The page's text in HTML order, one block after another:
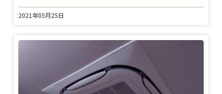
2021年05月25日